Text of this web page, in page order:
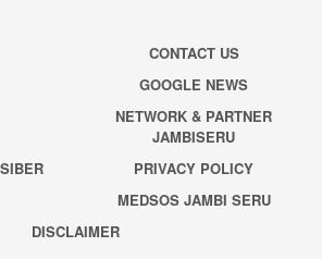
CONTACT US
GOOGLE NEWS
NETWORK & PARTNER
JAMBISERU
PRIVACY POLICY
MEDSOS JAMBI SERU
DISCLAIMER